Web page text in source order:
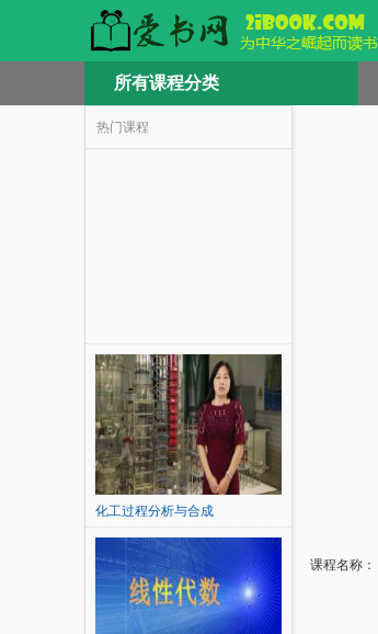
所有课程分类
热门课程
化工过程分析与合成
课程名称：